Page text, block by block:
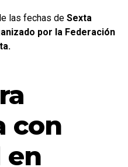
las fechas de Sexta
por la Federación
con
en